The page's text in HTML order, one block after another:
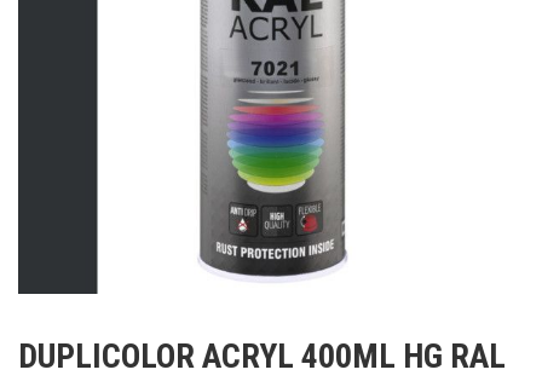
het
DUPLICOLOR ACRYL 400ML HG RAL